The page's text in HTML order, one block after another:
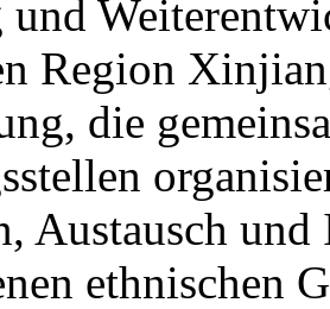
und
Region
die
Austausch
ethnischen